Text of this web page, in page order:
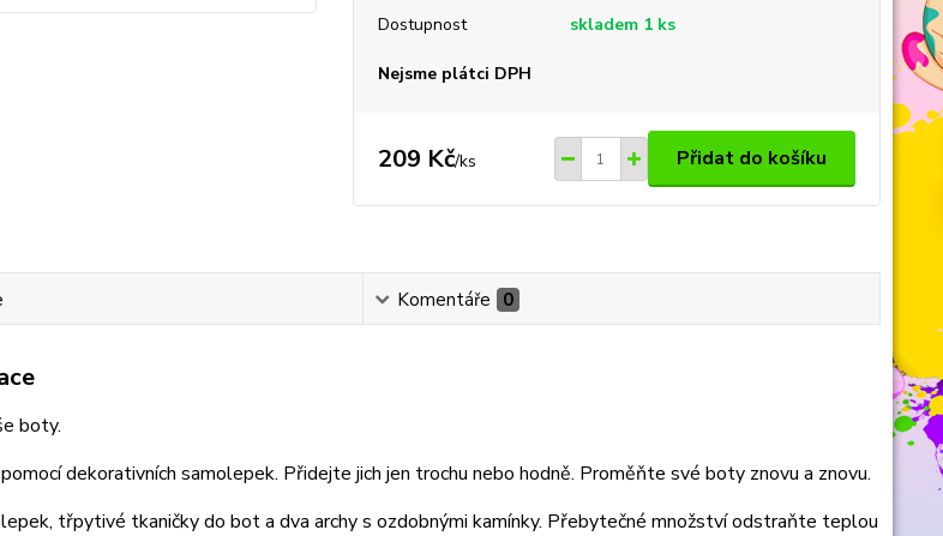
Dostupnost skladem 1 ks
Nejsme plátci DPH
209 Kč/ks Přidat do košíku
Komentáře 0
boty.
dekorativních samolepek. Přidejte jich jen trochu nebo hodně. Proměňte své boty znovu a znovu.
třpytivé tkaničky do bot a dva archy s ozdobnými kamínky. Přebytečné množství odstraňte teplou